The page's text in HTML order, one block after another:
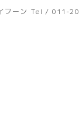
フーン Tel / 011-